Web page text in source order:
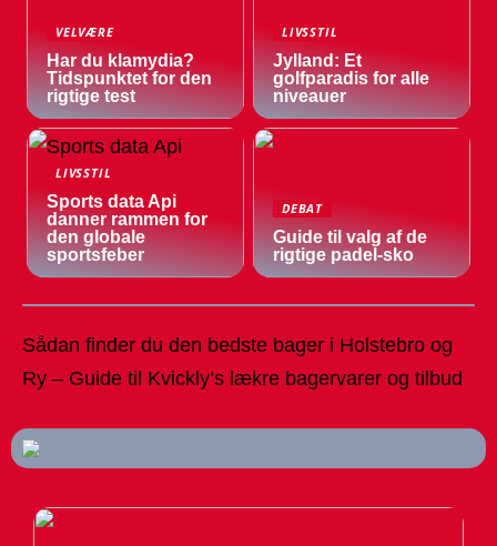
VELVÆRE
Har du klamydia?
Tidspunktet for den
rigtige test
LIVSSTIL
Jylland: Et
golfparadis for alle
niveauer
LIVSSTIL
Sports data Api
danner rammen for
den globale
sportsfeber
DEBAT
Guide til valg af de
rigtige padel-sko
Sådan finder du den bedste bager i Holstebro og
Ry – Guide til Kvickly’s lækre bagervarer og tilbud